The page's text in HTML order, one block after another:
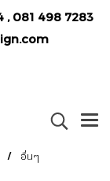
, 081 498 7283
อื่นๆ